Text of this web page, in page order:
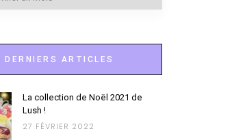
DERNIERS ARTICLES
La collection de Noël 2021 de
Lush !
27 FÉVRIER 2022